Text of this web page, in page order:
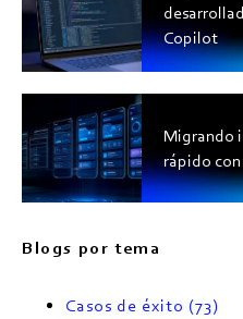
Copilot
Migrando
rápido
Blogs por tema
Casos de éxito (73)